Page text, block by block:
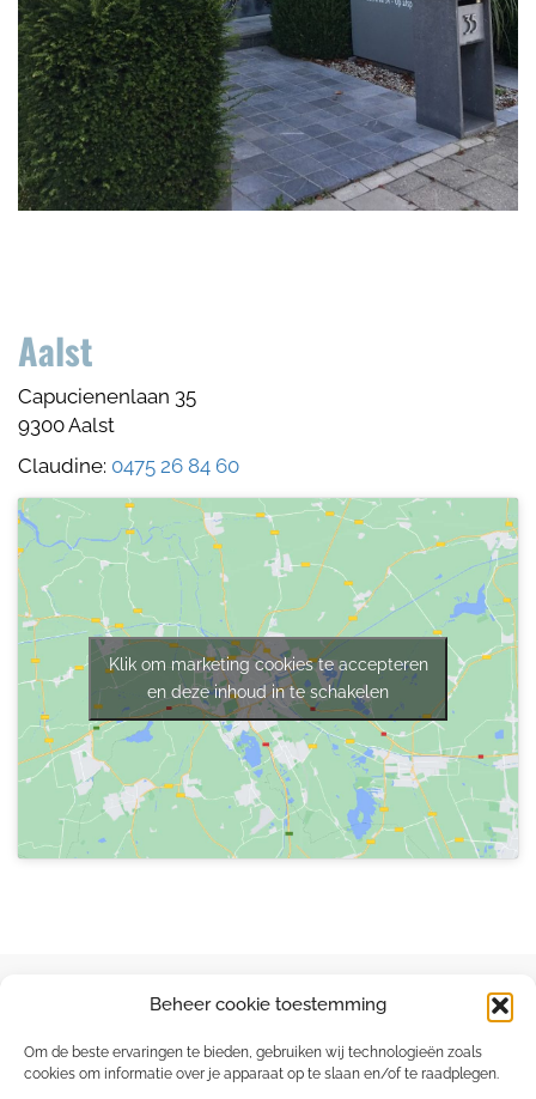
Beheer cookie toestemming
Om de beste ervaringen te bieden, gebruiken wij technologieën zoals
cookies om informatie over je apparaat op te slaan en/of te raadplegen.
Aalst
Capucienenlaan 35
9300 Aalst
Claudine: 0475 26 84 60
Klik om marketing cookies te accepteren
en deze inhoud in te schakelen
Capucienenlaan 35 - 9300 Aalst